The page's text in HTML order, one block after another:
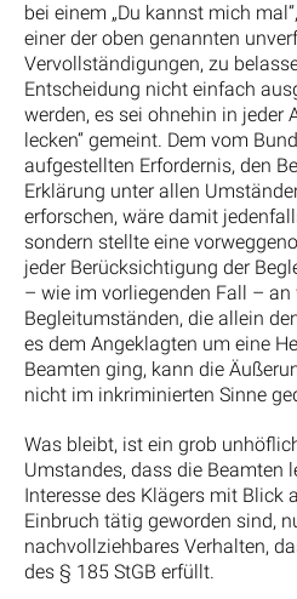
bei einem „Du kannst mich
einer der oben genannten
Vervollständigungen, zu
Entscheidung nicht einfach
werden, es sei ohnehin in jeder
lecken“ gemeint. Dem vom
aufgestellten Erfordernis, den
Erklärung unter allen
erforschen, wäre damit
sondern stellte eine
jeder Berücksichtigung der
– wie im vorliegenden Fall – an
Begleitumständen, die allein
es dem Angeklagten um eine
Beamten ging, kann die
nicht im inkriminierten Sinne
Was bleibt, ist ein grob
Umstandes, dass die
Interesse des Klägers mit Blick
Einbruch tätig geworden sind,
nachvollziehbares Verhalten,
des § 185 StGB erfüllt.